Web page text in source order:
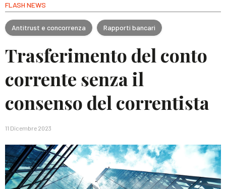
FLASH NEWS
Antitrust e concorrenza Rapporti bancari
Trasferimento del conto
corrente senza il
consenso del correntista
11 Dicembre 2023